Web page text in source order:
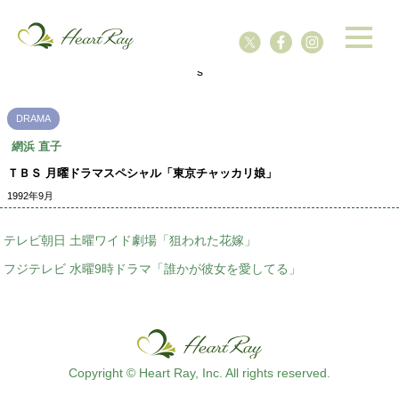
s
DRAMA
網浜 直子
ＴＢＳ 月曜ドラマスペシャル「東京チャッカリ娘」
1992年9月
テレビ朝日 土曜ワイド劇場「狙われた花嫁」
フジテレビ 水曜9時ドラマ「誰かが彼女を愛してる」
Copyright © Heart Ray, Inc. All rights reserved.